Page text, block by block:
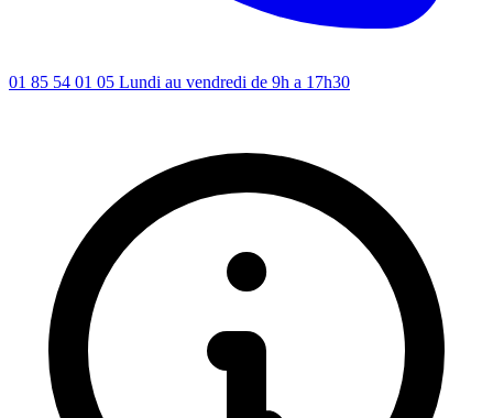
01 85 54 01 05 Lundi au vendredi de 9h a 17h30